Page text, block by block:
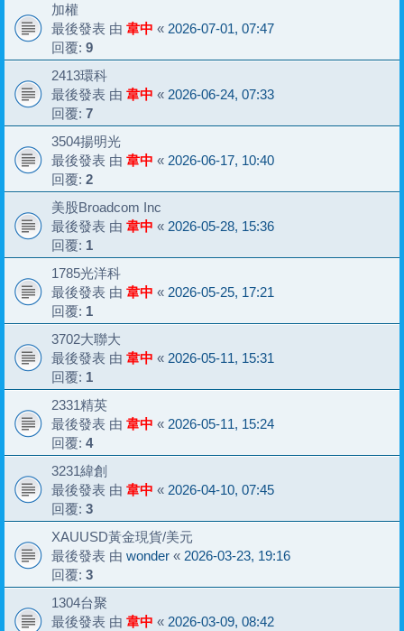
加權
最後發表 由 韋中 « 2026-07-01, 07:47
回覆: 9
2413環科
最後發表 由 韋中 « 2026-06-24, 07:33
回覆: 7
3504揚明光
最後發表 由 韋中 « 2026-06-17, 10:40
回覆: 2
美股Broadcom Inc
最後發表 由 韋中 « 2026-05-28, 15:36
回覆: 1
1785光洋科
最後發表 由 韋中 « 2026-05-25, 17:21
回覆: 1
3702大聯大
最後發表 由 韋中 « 2026-05-11, 15:31
回覆: 1
2331精英
最後發表 由 韋中 « 2026-05-11, 15:24
回覆: 4
3231緯創
最後發表 由 韋中 « 2026-04-10, 07:45
回覆: 3
XAUUSD黃金現貨/美元
最後發表 由 wonder « 2026-03-23, 19:16
回覆: 3
1304台聚
最後發表 由 韋中 « 2026-03-09, 08:42